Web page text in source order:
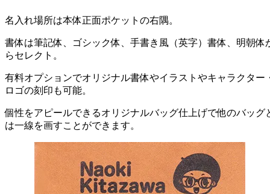
名入れ場所は本体正面ポケットの右隅。
書体は筆記体、ゴシック体、手書き風（英字）書体、明朝体
らセレクト。
有料オプションでオリジナル書体やイラストやキャラクター
ロゴの刻印も可能。
個性をアピールできるオリジナルバッグ仕上げで他のバッグ
は一線を画すことができます。